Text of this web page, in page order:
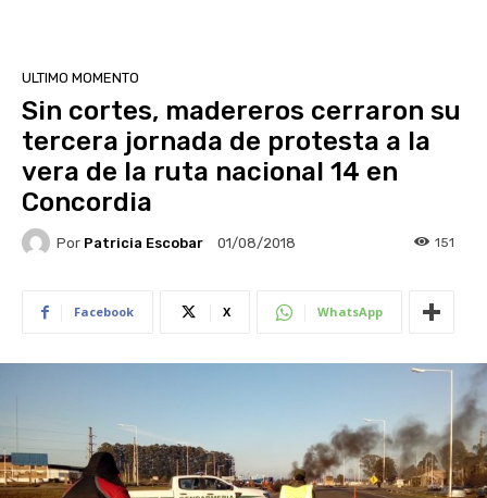
ULTIMO MOMENTO
Sin cortes, madereros cerraron su
tercera jornada de protesta a la
vera de la ruta nacional 14 en
Concordia
Por Patricia Escobar 01/08/2018 151
Facebook X WhatsApp